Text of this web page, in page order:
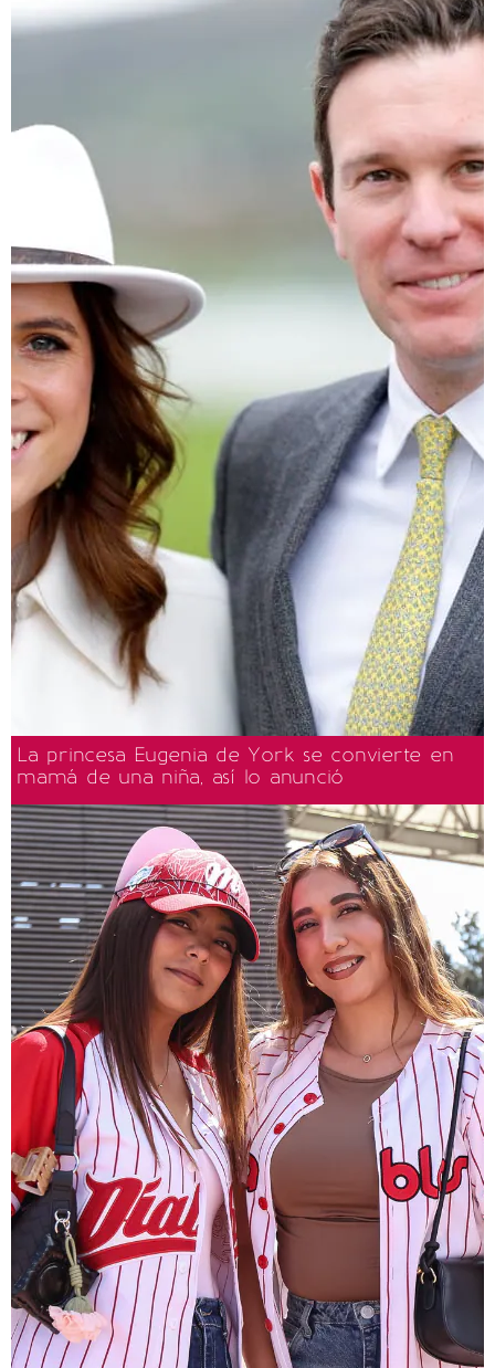
La princesa Eugenia de York se convierte en
mamá de una niña, así lo anunció